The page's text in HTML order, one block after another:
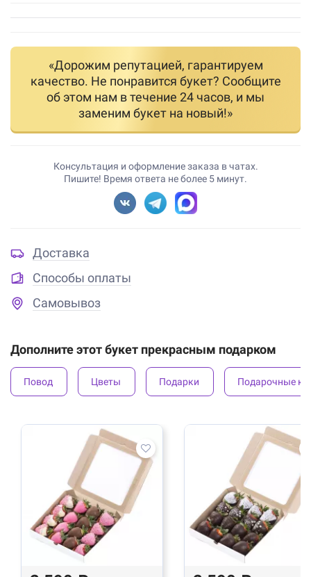
«Дорожим репутацией, гарантируем
качество. Не понравится букет? Сообщите
об этом нам в течение 24 часов, и мы
заменим букет на новый!»
Консультация и оформление заказа в чатах.
Пишите! Время ответа не более 5 минут.
Доставка
Способы оплаты
Самовывоз
Дополните этот букет прекрасным подарком
Повод Цветы Подарки Подарочные